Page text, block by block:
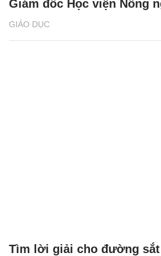
GIÁO DỤC
Giám đốc Học viện Nông
Tìm lời giải cho đường